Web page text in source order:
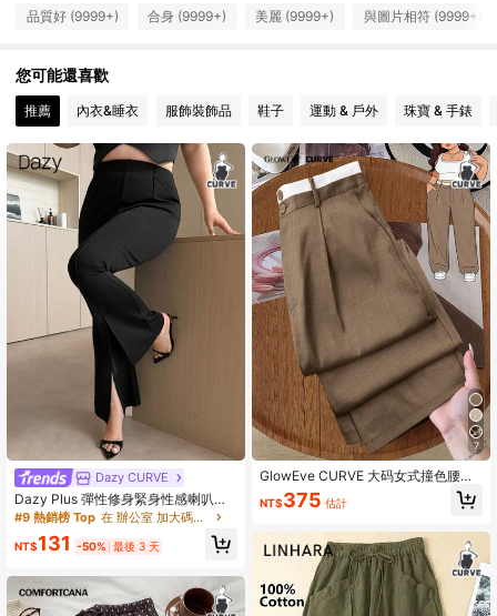
397K 追蹤者
4.90
4.90 397K 追蹤者
4.90
4.90
4.90 397K 追蹤者
4.90 397K 追蹤者
品質好 (9999+) 合身 (9999+) 美麗 (9999+) 與圖片相符 (9999+)
您可能還喜歡
推薦 內衣&睡衣 服飾裝飾品 鞋子 運動 & 戶外 珠寶 & 手錶
Dazy CURVE
Dazy Plus 彈性修身緊身性感喇叭袖
腳踝開衩設計短版百搭黑色大尺碼女
#9 熱銷榜 Top 在 辦公室 加大碼下裝
NT$131 -50% 最後 3 天
7
GlowEve CURVE 大码女式撞色腰带
直筒裤
NT$375 估計